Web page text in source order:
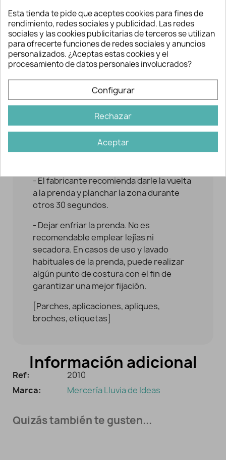
prenda a customizar / arreglar.
- No aplicar vapor. Se recomienda
interponer un trapo de algodón sobre el
parche para evitar mancharlo o
- Ejerza presión alrededor de unos 30
segundos.
- Compruebe que los bordes del parche
evitar que se despegue o en caso
- El fabricante recomienda darle la vuelta
a la prenda y planchar la zona durante
otros 30 segundos.
- Dejar enfriar la prenda. No es
recomendable emplear lejías ni
secadora. En casos de uso y lavado
habituales de la prenda, puede realizar
algún punto de costura con el fin de
garantizar una mejor fijación.
[Parches, aplicaciones, apliques,
broches, etiquetas]
Información adicional
Ref:
2010
Marca:
Mercería Lluvia de Ideas
Quizás también te gusten...
Esta tienda te pide que aceptes cookies para fines de
rendimiento, redes sociales y publicidad. Las redes
sociales y las cookies publicitarias de terceros se utilizan
para ofrecerte funciones de redes sociales y anuncios
personalizados. ¿Aceptas estas cookies y el
procesamiento de datos personales involucrados?
Configurar
Rechazar
Aceptar